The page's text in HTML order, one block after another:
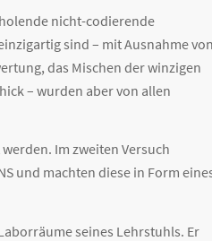
nicht-codierende
sind – mit Ausnahme
das Mischen der winzigen
– wurden aber von allen
Im zweiten Versuch
und machten diese in Form
seines Lehrstuhls. Er